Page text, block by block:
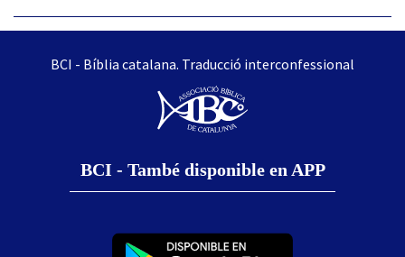
BCI - Bíblia catalana. Traducció interconfessional
BCI - També disponible en APP